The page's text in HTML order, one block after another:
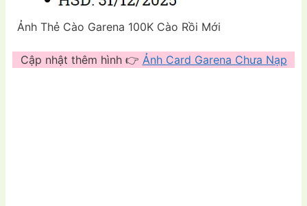
Ảnh Thẻ Cào Garena 100K Cào Rồi Mới
Cập nhật thêm hình 👉 Ảnh Card Garena Chưa Nạp